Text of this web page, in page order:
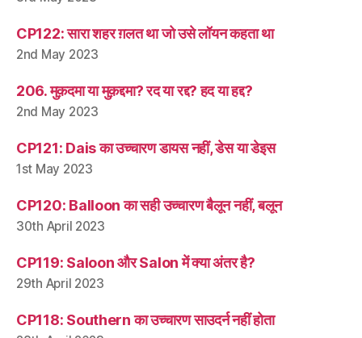
CP122: सारा शहर ग़लत था जो उसे लॉयन कहता था
2nd May 2023
206. मुक़दमा या मुक़द्दमा? रद या रद्द? हद या हद्द?
2nd May 2023
CP121: Dais का उच्चारण डायस नहीं, डेस या डेइस
1st May 2023
CP120: Balloon का सही उच्चारण बैलून नहीं, बलून
30th April 2023
CP119: Saloon और Salon में क्या अंतर है?
29th April 2023
CP118: Southern का उच्चारण साउदर्न नहीं होता